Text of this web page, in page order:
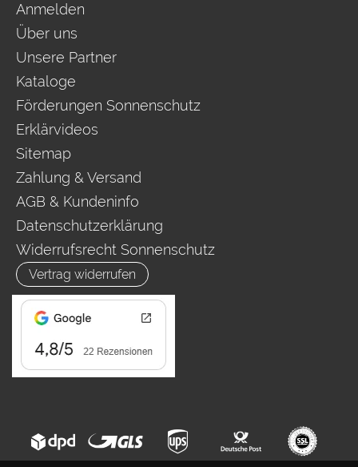
Anmelden
Über uns
Unsere Partner
Kataloge
Förderungen Sonnenschutz
Erklärvideos
Sitemap
Zahlung & Versand
AGB & Kundeninfo
Datenschutzerklärung
Widerrufsrecht Sonnenschutz
Vertrag widerrufen